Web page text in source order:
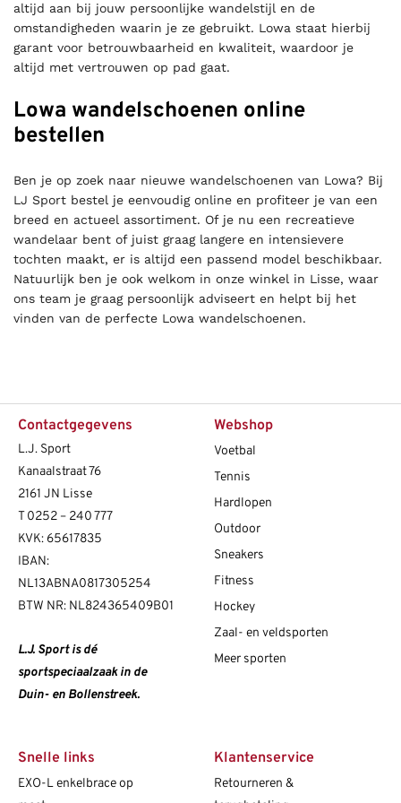
altijd aan bij jouw persoonlijke wandelstijl en de
omstandigheden waarin je ze gebruikt. Lowa staat hierbij
garant voor betrouwbaarheid en kwaliteit, waardoor je
altijd met vertrouwen op pad gaat.
Lowa wandelschoenen online
bestellen
Ben je op zoek naar nieuwe wandelschoenen van Lowa? Bij
LJ Sport bestel je eenvoudig online en profiteer je van een
breed en actueel assortiment. Of je nu een recreatieve
wandelaar bent of juist graag langere en intensievere
tochten maakt, er is altijd een passend model beschikbaar.
Natuurlijk ben je ook welkom in onze winkel in Lisse, waar
ons team je graag persoonlijk adviseert en helpt bij het
vinden van de perfecte Lowa wandelschoenen.
Contactgegevens
L.J. Sport
Kanaalstraat 76
2161 JN Lisse
T0252 – 240 777
KVK: 65617835
IBAN:
NL13ABNA0817305254
BTW NR: NL824365409B01
L.J. Sport is dé
sportspeciaalzaak in de
Duin- en Bollenstreek.
Webshop
Voetbal
Tennis
Hardlopen
Outdoor
Sneakers
Fitness
Hockey
Zaal- en veldsporten
Meer sporten
Snelle links
EXO-L enkelbrace op
Klantenservice
Retourneren &